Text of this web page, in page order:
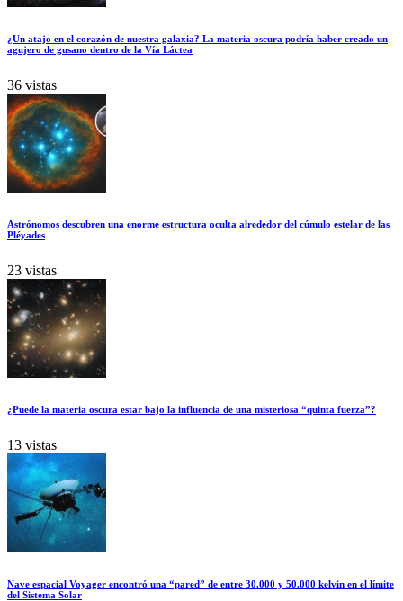
¿Un atajo en el corazón de nuestra galaxia? La materia oscura podría haber creado un
agujero de gusano dentro de la Vía Láctea
36 vistas
Astrónomos descubren una enorme estructura oculta alrededor del cúmulo estelar de las
Pléyades
23 vistas
¿Puede la materia oscura estar bajo la influencia de una misteriosa “quinta fuerza”?
13 vistas
Nave espacial Voyager encontró una “pared” de entre 30.000 y 50.000 kelvin en el límite
del Sistema Solar